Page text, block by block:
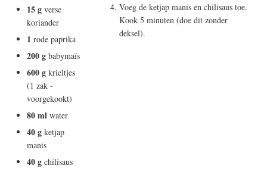
15 g verse
koriander
1 rode paprika
200 g babymaïs
600 g krieltjes
(1 zak -
voorgekookt)
80 ml water
40 g ketjap
manis
40 g chilisaus
Voeg de ketjap manis en chilisaus toe.
Kook 5 minuten (doe dit zonder
deksel).